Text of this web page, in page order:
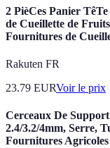
2 PièCes Panier
de Cueillette de
Fournitures de
Rakuten FR
23.79 EURVoir le prix
Cerceaux De
2.4/3.2/4mm, Serre,
Fournitures